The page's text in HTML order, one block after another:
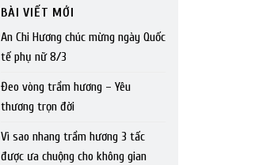
BÀI VIẾT MỚI
An Chi Hương chúc mừng ngày Quốc
tế phụ nữ 8/3
Đeo vòng trầm hương – Yêu
thương trọn đời
Vì sao nhang trầm hương 3 tấc
được ưa chuộng cho không gian